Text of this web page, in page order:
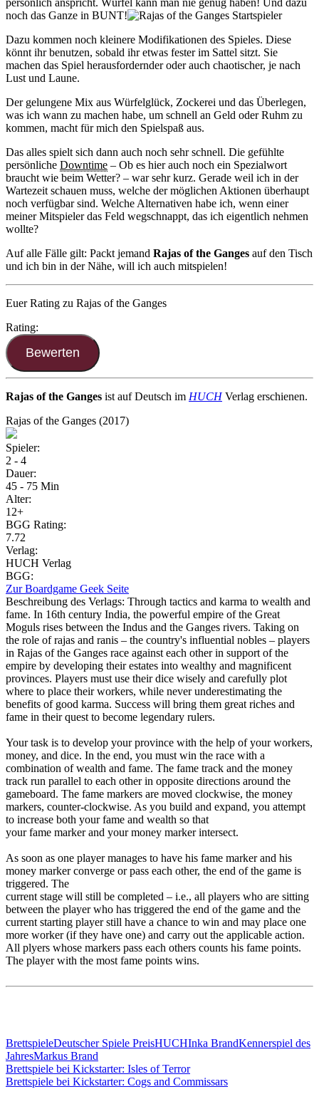
persönlich anspricht. Würfel kann man nie genug haben! Und dazu
noch das Ganze in BUNT!
Dazu kommen noch kleinere Modifikationen des Spieles. Diese
könnt ihr benutzen, sobald ihr etwas fester im Sattel sitzt. Sie
machen das Spiel herausfordernder oder auch chaotischer, je nach
Lust und Laune.
Der gelungene Mix aus Würfelglück, Zockerei und das Überlegen,
was ich wann zu machen habe, um schnell an Geld oder Ruhm zu
kommen, macht für mich den Spielspaß aus.
Das alles spielt sich dann auch noch sehr schnell. Die gefühlte
persönliche Downtime – Ob es hier auch noch ein Spezialwort
braucht wie beim Wetter? – war sehr kurz. Gerade weil ich in der
Wartezeit schauen muss, welche der möglichen Aktionen überhaupt
noch verfügbar sind. Welche Alternativen habe ich, wenn einer
meiner Mitspieler das Feld wegschnappt, das ich eigentlich nehmen
wollte?
Auf alle Fälle gilt: Packt jemand Rajas of the Ganges auf den Tisch
und ich bin in der Nähe, will ich auch mitspielen!
Euer Rating zu Rajas of the Ganges
Rating:
Rajas of the Ganges ist auf Deutsch im HUCHVerlag erschienen.
Rajas of the Ganges (2017)
Spieler:
2 - 4
Dauer:
45 - 75 Min
Alter:
12+
BGG Rating:
7.72
Verlag:
HUCH Verlag
BGG:
Zur Boardgame Geek Seite
Beschreibung des Verlags: Through tactics and karma to wealth and
fame. In 16th century India, the powerful empire of the Great
Moguls rises between the Indus and the Ganges rivers. Taking on
the role of rajas and ranis – the country's influential nobles – players
in Rajas of the Ganges race against each other in support of the
empire by developing their estates into wealthy and magnificent
provinces. Players must use their dice wisely and carefully plot
where to place their workers, while never underestimating the
benefits of good karma. Success will bring them great riches and
fame in their quest to become legendary rulers.
Your task is to develop your province with the help of your workers,
money, and dice. In the end, you must win the race with a
combination of wealth and fame. The fame track and the money
track run parallel to each other in opposite directions around the
gameboard. The fame markers are moved clockwise, the money
markers, counter-clockwise. As you build and expand, you attempt
to increase both your fame and wealth so that
your fame marker and your money marker intersect.
As soon as one player manages to have his fame marker and his
money marker converge or pass each other, the end of the game is
triggered. The
current stage will still be completed – i.e., all players who are sitting
between the player who has triggered the end of the game and the
current starting player still have a chance to win and may place one
more worker (if they have one) and carry out the applicable action.
All plyers whose markers pass each others counts his fame points.
The player with the most fame points wins.
BrettspieleDeutscher Spiele PreisHUCHInka BrandKennerspiel des
JahresMarkus Brand
Beitragsnavigation
Vorheriger
Beitrag:
Brettspiele bei Kickstarter: Isles of Terror
Nächster
Brettspiele bei Kickstarter: Cogs and Commissars